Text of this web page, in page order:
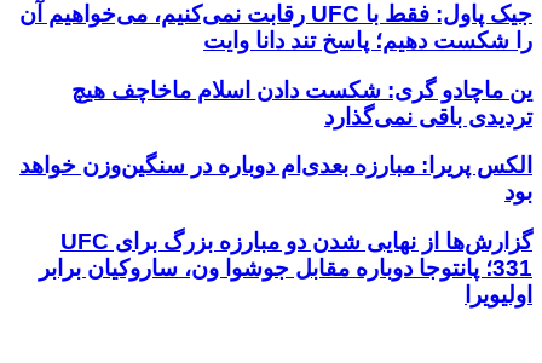
جیک پاول: فقط با UFC رقابت نمی‌کنیم، می‌خواهیم آن
را شکست دهیم؛ پاسخ تند دانا وایت
ین ماچادو گری: شکست دادن اسلام ماخاچف هیچ
تردیدی باقی نمی‌گذارد
الکس پریرا: مبارزه بعدی‌ام دوباره در سنگین‌وزن خواهد
بود
گزارش‌ها از نهایی شدن دو مبارزه بزرگ برای UFC
331؛ پانتوجا دوباره مقابل جوشوا ون، ساروکیان برابر
اولیویرا